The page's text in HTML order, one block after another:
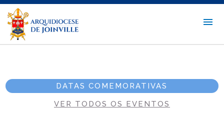
DATAS COMEMORATIVAS
VER TODOS OS EVENTOS